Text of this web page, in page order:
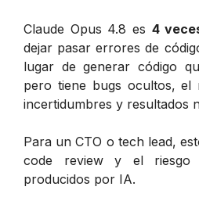
Claude Opus 4.8 es 4
dejar pasar errores de
lugar de generar código
pero tiene bugs ocultos, el
incertidumbres y resultados
Para un CTO o tech lead,
code review y el riesgo
producidos por IA.